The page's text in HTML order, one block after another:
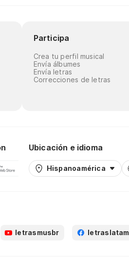
Participa
Crea tu perfil musical
Envía álbumes
Envía letras
Correcciones de letras
Ubicación e idioma
Hispanoamérica
letrasmusbr letraslatam